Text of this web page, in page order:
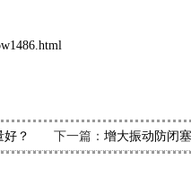
？ 下一篇： 增大振动防闭